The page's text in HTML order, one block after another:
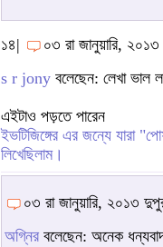
১৪|
০৩ রা জানুয়ারি,
s r jony বলেছেন: লেখা ভাল
এইটাও পড়তে পারেন
ইভটিজিঙ্গের এর জন্যে যারা
লিখেছিলাম।
০৩ রা জানুয়ারি, ২০১৩
অগ্নির বলেছেন: অনেক